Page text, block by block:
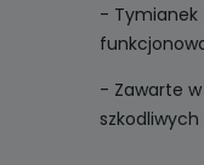
- Tymianek
- Zawarte